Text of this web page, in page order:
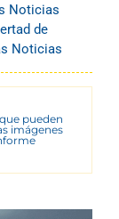
Noticias
de
Noticias
pueden
imágenes